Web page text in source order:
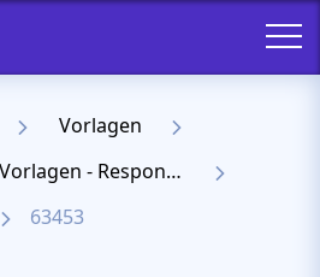
Vorlagen
MotoCMS 3 Vorlagen - Responsive Templates für Website
63453